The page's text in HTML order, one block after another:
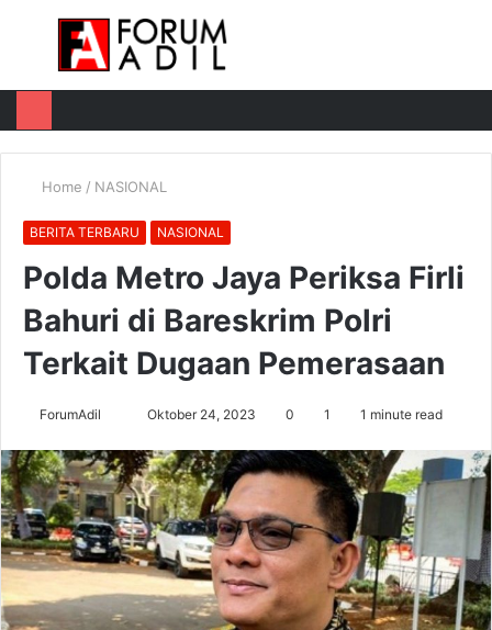
Menu
Home / NASIONAL
BERITA TERBARU NASIONAL
Polda Metro Jaya Periksa Firli
Bahuri di Bareskrim Polri
Terkait Dugaan Pemerasaan
ForumAdil
Send
email
Oktober 24, 2023 0 1 1 minute read